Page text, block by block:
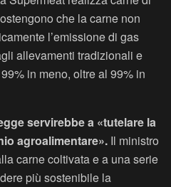
che la carne non
l’emissione di gas
allevamenti tradizionali e
in meno, oltre al 99% in
servirebbe a «tutelare la
agroalimentare». Il ministro
carne coltivata e a una serie
più sostenibile la